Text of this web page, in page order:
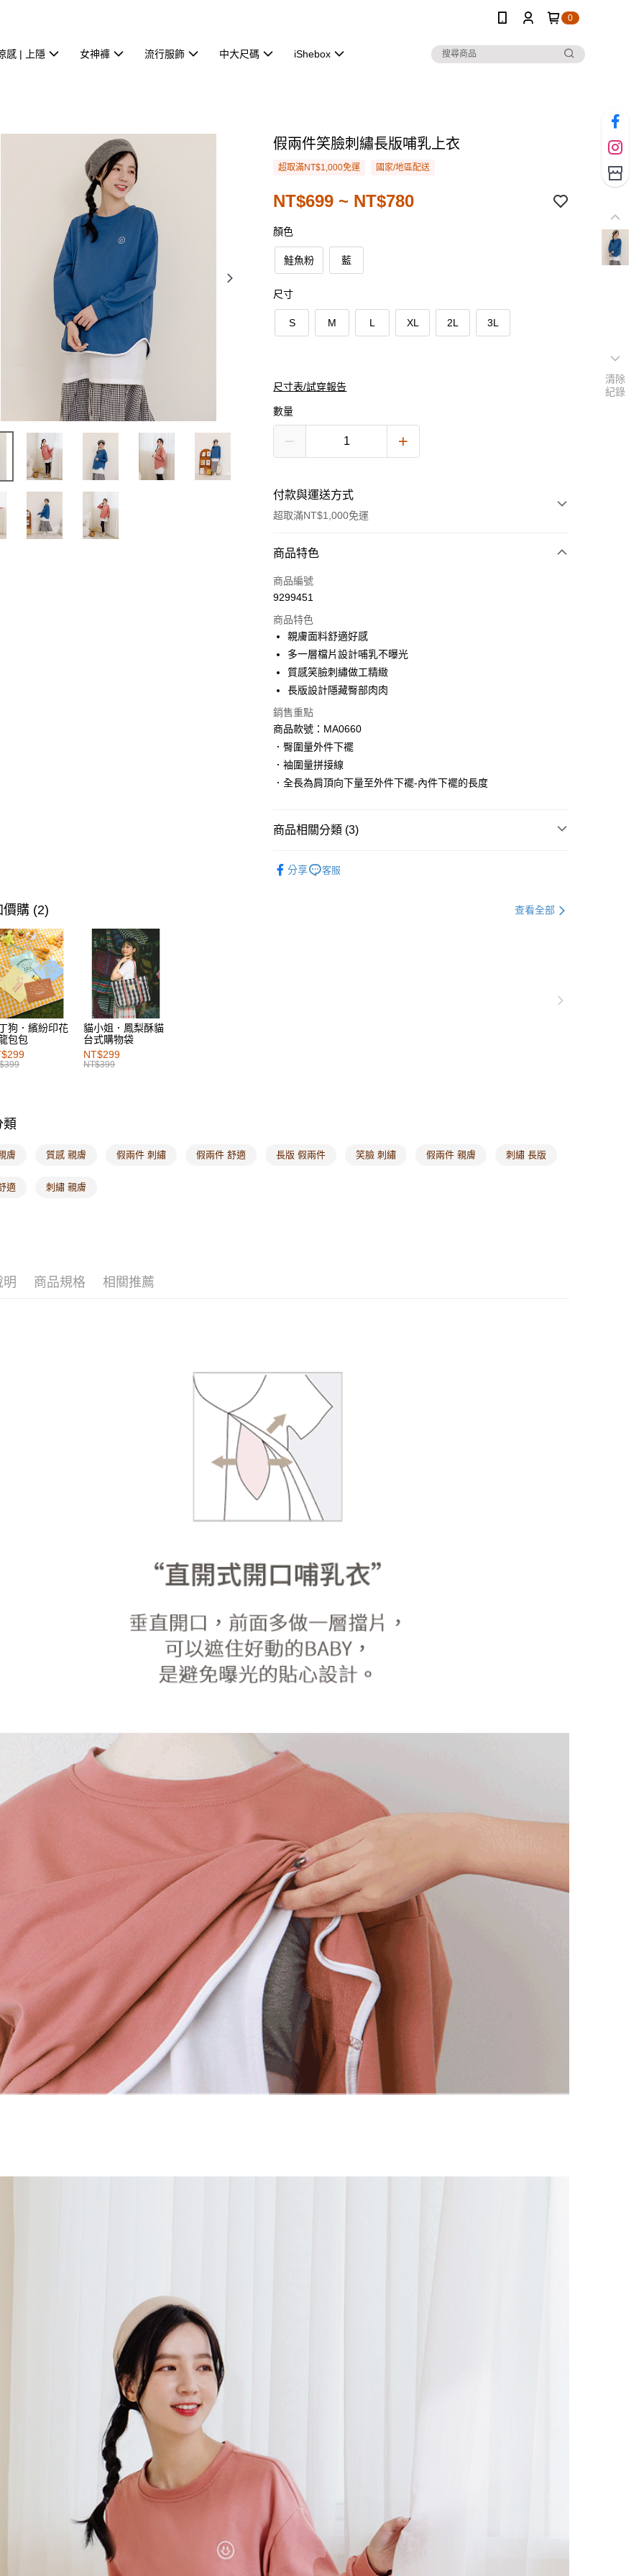
0
感 | 上隱 女神褲 流行服飾 中大尺碼 iShebox
假兩件笑臉刺繡長版哺乳上衣
超取滿NT$1,000免運 國家/地區配送
NT$699 ~ NT$780
顏色
鮭魚粉 藍
尺寸
S M L XL 2L 3L
尺寸表/試穿報告
數量
付款與運送方式
超取滿NT$1,000免運
付款方式
信用卡一次付款
超商取貨付款
LINE Pay
街口支付
運送方式
全家取貨付款
每筆NT$60，滿NT$1,000(含以上)免運費
每筆NT$60，滿NT$1,000(含以上)免運費
每筆NT$60，滿NT$1,000(含以上)免運費
海外配送-其他亞洲地區 查看運費
商品特色
商品編號
9299451
商品特色
親膚面料舒適好感
多一層檔片設計哺乳不曝光
質感笑臉刺繡做工精緻
長版設計隱藏臀部肉肉
銷售重點
商品款號：MA0660
．臀圍量外件下襬
．袖圍量拼接線
．全長為肩頂向下量至外件下襬-內件下襬的長度
商品相關分類 (3)
分享 客服
價購 (2) 查看全部
狗．繽紛印花
包包
貓小姐．鳳梨酥貓
台式購物袋
NT$299
NT$399
類
膚 質感 親膚 假兩件 刺繡 假兩件 舒適 長版 假兩件 笑臉 刺繡 假兩件 親膚 刺繡 長版
適 刺繡 親膚
明 商品規格 相關推薦
清除
紀錄